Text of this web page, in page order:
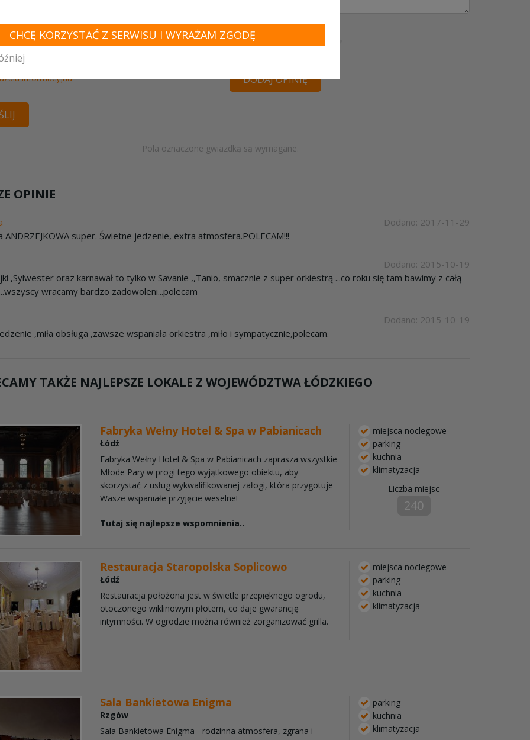
informacyjna
Twoja ocena lokalu:
DODAJ OPINIĘ
Pola oznaczone gwiazdką są wymagane.
OPINIE
Dodano: 2017-11-29
ANDRZEJKOWA super. Świetne jedzenie, extra atmosfera.POLECAM!!!
Dodano: 2015-10-19
,Sylwester oraz karnawał to tylko w Savanie ,,Tanio, smacznie z super orkiestrą ...co roku się tam bawimy z całą
wracamy bardzo zadowoleni...polecam
Dodano: 2015-10-19
,miła obsługa ,zawsze wspaniała orkiestra ,miło i sympatycznie,polecam.
TAKŻE NAJLEPSZE LOKALE Z WOJEWÓDZTWA ŁÓDZKIEGO
Fabryka Wełny Hotel & Spa w Pabianicach
Łódź
Fabryka Wełny Hotel & Spa w Pabianicach zaprasza wszystkie
Młode Pary w progi tego wyjątkowego obiektu, aby
skorzystać z usług wykwalifikowanej załogi, która przygotuje
Wasze wspaniałe przyjęcie weselne!
Tutaj się najlepsze wspomnienia..
miejsca noclegowe
parking
kuchnia
klimatyzacja
Liczba miejsc
240
Restauracja Staropolska Soplicowo
Łódź
Restauracja położona jest w świetle przepięknego ogrodu,
otoczonego wiklinowym płotem, co daje gwarancję
intymności. W ogrodzie można również zorganizować grilla.
miejsca noclegowe
parking
kuchnia
klimatyzacja
Sala Bankietowa Enigma
Rzgów
Sala Bankietowa Enigma - rodzinna atmosfera, zgrana i
parking
kuchnia
klimatyzacja
CHCĘ KORZYSTAĆ Z SERWISU I WYRAŻAM ZGODĘ